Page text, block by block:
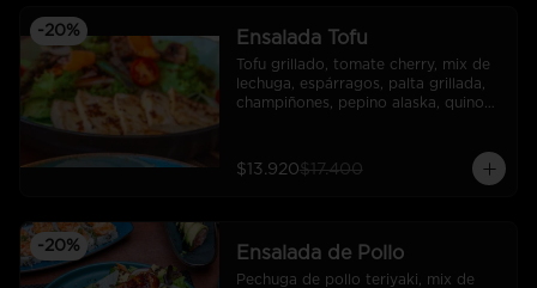
-20% Ensalada Tofu
Tofu grillado, tomate cherry, mix de
lechuga, espárragos, palta grillada,
champiñones, pepino alaska, quinoa
$13.920$17.400
-20% Ensalada de Pollo
Pechuga de pollo teriyaki, mix de